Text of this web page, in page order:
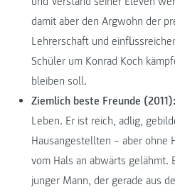
damit aber den Argwohn der
Lehrerschaft und
Schüler um Konrad Koch
bleiben soll.
Ziemlich beste Freunde (2011):
Leben. Er ist reich, adlig,
Hausangestellten – aber ohne
vom Hals an abwärts gelähmt.
junger Mann, der gerade aus